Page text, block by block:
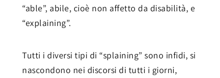
“able”, abile, cioè non affetto da disabilità, e
“explaining”.
Tutti i diversi tipi di “splaining” sono infidi, si
nascondono nei discorsi di tutti i giorni,